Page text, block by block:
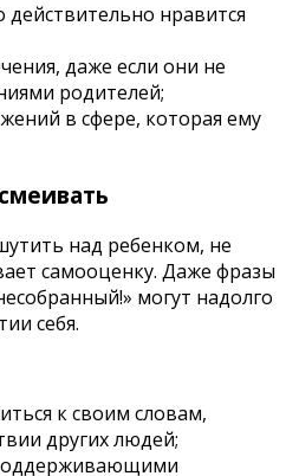
действительно нравится
даже если они не
родителей;
в сфере, которая ему
над ребенком, не
самооценку. Даже фразы
могут надолго
себя.
к своим словам,
других людей;